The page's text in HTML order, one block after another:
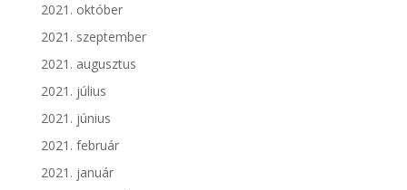
2021. október
2021. szeptember
2021. augusztus
2021. július
2021. június
2021. február
2021. január